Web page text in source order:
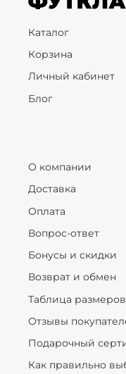
Каталог
Корзина
Личный кабинет
Блог
О компании
Доставка
Оплата
Вопрос-ответ
Бонусы и скидки
Возврат и обмен
Таблица размеров
Отзывы
Подарочный
Как правильно